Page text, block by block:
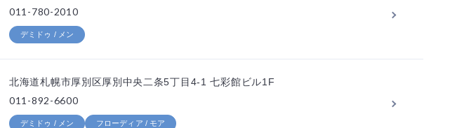
011-780-2010
デミドゥ / メン
北海道札幌市厚別区厚別中央二条5丁目4-1 七彩館ビル1F
011-892-6600
デミドゥ / メン フローディア / モア